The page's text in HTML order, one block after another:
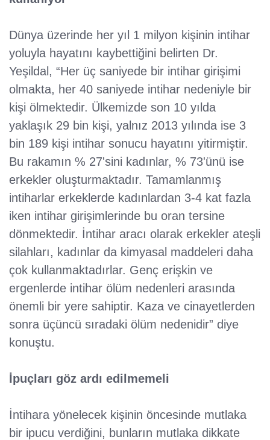
Dünya üzerinde her yıl 1 milyon kişinin intihar
yoluyla hayatını kaybettiğini belirten Dr.
Yeşildal, “Her üç saniyede bir intihar girişimi
olmakta, her 40 saniyede intihar nedeniyle bir
kişi ölmektedir. Ülkemizde son 10 yılda
yaklaşık 29 bin kişi, yalnız 2013 yılında ise 3
bin 189 kişi intihar sonucu hayatını yitirmiştir.
Bu rakamın % 27'sini kadınlar, % 73'ünü ise
erkekler oluşturmaktadır. Tamamlanmış
intiharlar erkeklerde kadınlardan 3-4 kat fazla
iken intihar girişimlerinde bu oran tersine
dönmektedir. İntihar aracı olarak erkekler ateşli
silahları, kadınlar da kimyasal maddeleri daha
çok kullanmaktadırlar. Genç erişkin ve
ergenlerde intihar ölüm nedenleri arasında
önemli bir yere sahiptir. Kaza ve cinayetlerden
sonra üçüncü sıradaki ölüm nedenidir” diye
konuştu.
İpuçları göz ardı edilmemeli
İntihara yönelecek kişinin öncesinde mutlaka
bir ipucu verdiğini, bunların mutlaka dikkate